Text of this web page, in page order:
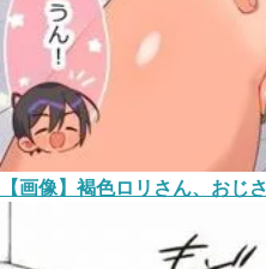
【画像】褐色ロリさん、おじ